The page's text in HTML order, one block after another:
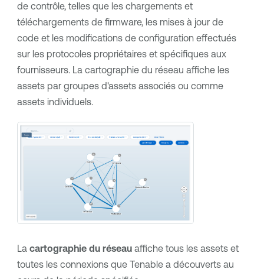
de contrôle, telles que les chargements et
téléchargements de firmware, les mises à jour de
code et les modifications de configuration effectués
sur les protocoles propriétaires et spécifiques aux
fournisseurs. La cartographie du réseau affiche les
assets par groupes d'assets associés ou comme
assets individuels.
La cartographie du réseauaffiche tous les assets et
toutes les connexions que Tenablea découverts au